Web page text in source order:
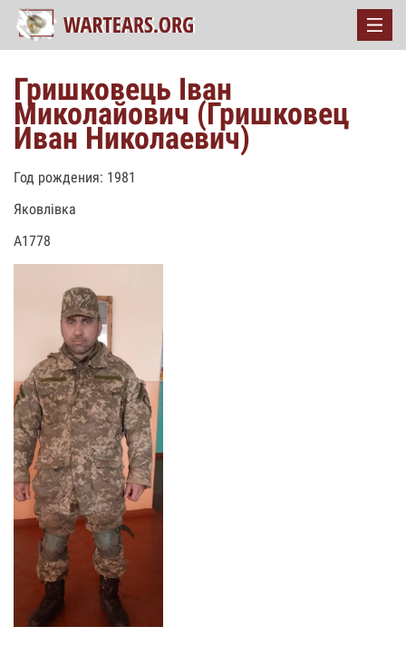
Гришковець Іван
Миколайович (Гришковец
Иван Николаевич)
Год рождения: 1981
Яковлівка
А1778